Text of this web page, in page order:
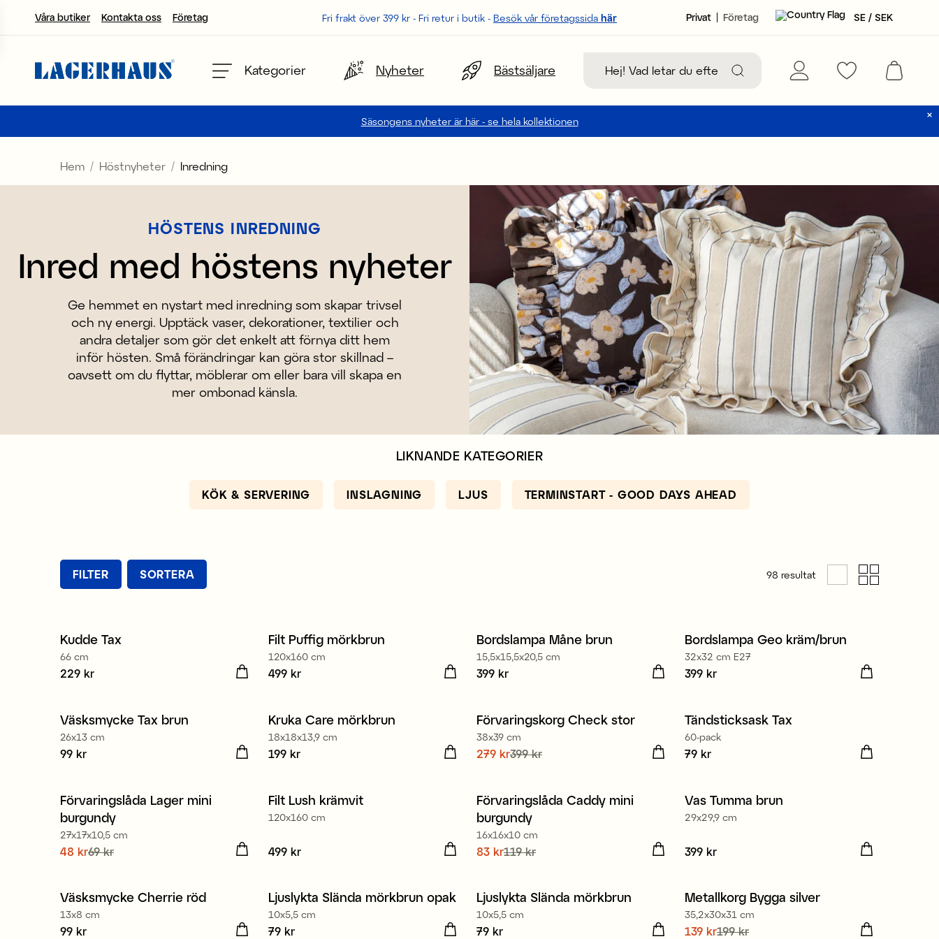
Våra butiker Kontakta oss Företag Fri frakt över 399 kr - Fri retur i butik - Besök vår företagssida här Privat Företag SE / SEK
Kategorier Nyheter Bästsäljare
Säsongens nyheter är här - se hela kollektionen
Välj språk / valuta
FI / EUR
NO / NKR
Hem Höstnyheter Inredning
HÖSTENS INREDNING
Inred med höstens nyheter
Ge hemmet en nystart med inredning som skapar trivsel
och ny energi. Upptäck vaser, dekorationer, textilier och
andra detaljer som gör det enkelt att förnya ditt hem
inför hösten. Små förändringar kan göra stor skillnad –
oavsett om du flyttar, möblerar om eller bara vill skapa en
mer ombonad känsla.
LIKNANDE KATEGORIER
KÖK & SERVERING INSLAGNING LJUS TERMINSTART - GOOD DAYS AHEAD
FILTER SORTERA 98 resultat
Nyhet
Kudde Tax
66 cm
Pris :229 kr
229 kr
Filt Puffig mörkbrun
120x160 cm
Pris :499 kr
499 kr
Nyhet
Bordslampa Måne brun
15,5x15,5x20,5 cm
Pris :399 kr
399 kr
Nyhet
Bordslampa Geo kräm/brun
32x32 cm E27
Pris :399 kr
399 kr
Nyhet
Väsksmycke Tax brun
26x13 cm
Pris:
99 kr
Nyhet
Kruka Care mörkbrun
18x18x13,9 cm
Pris :199 kr
199 kr
Nyhet
Kampanj 30%
Förvaringskorg Check stor
38x39 cm
Nuvarande pris
Tidigare
279 kr399 kr
Nyhet
Tändsticksask Tax
60-pack
Pris:
79 kr
Nyhet
Kampanj 30%
Förvaringslåda Lager mini
burgundy
27x17x10,5 cm
Nuvarande pris
48 kr69 kr
Nyhet
Filt Lush krämvit
120x160 cm
Pris :499 kr
499 kr
Nyhet
Kampanj 30%
Förvaringslåda Caddy mini
burgundy
16x16x10 cm
Nuvarande pris
83 kr119 kr
Vas Tumma brun
29x29,9 cm
Pris :399 kr
399 kr
Nyhet
Väsksmycke Cherrie röd
13x8 cm
Pris:
99 kr
Nyhet
Ljuslykta Slända mörkbrun opak
10x5,5 cm
Pris:
79 kr
Nyhet
Ljuslykta Slända mörkbrun
10x5,5 cm
Pris:
79 kr
Nyhet
Kampanj 30%
Metallkorg Bygga silver
35,2x30x31 cm
Nuvarande pris
139 kr199 kr